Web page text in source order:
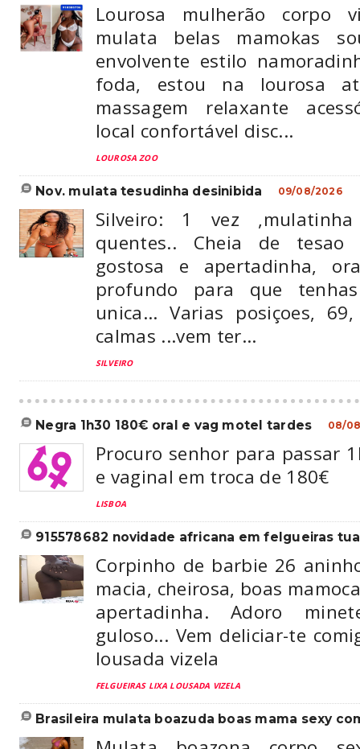
Lourosa mulherão corpo
mulata belas mamokas
envolvente estilo
foda, estou na lourosa
massagem relaxante
local confortável disc...
LOUROSA ZOO
nov. mulata tesudinha desinibida 09/08/2026
Silveiro: 1 vez
quentes.. Cheia de tesao
gostosa e apertadinha,
profundo para que
unica... Varias posiçoes,
calmas ...vem ter...
SILVEIRO
negra 1h30 180€ oral e vag motel tardes 08/
Procuro senhor para passar
e vaginal em troca de 180€
LISBOA
915578682 novidade africana em felgueiras
Corpinho de barbie 26
macia, cheirosa, boas
apertadinha. Adoro
guloso... Vem deliciar-te
lousada vizela
FELGUEIRAS LIXA LOUSADA VIZELA
brasileira mulata boazuda boas mama sexy